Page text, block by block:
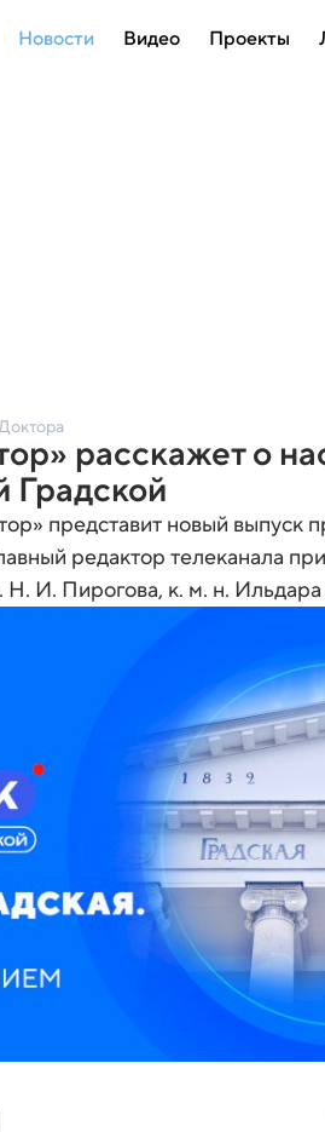
Новости Видео Проекты
расскажет о
представит новый выпуск
редактор телеканала
И. Пирогова, к. м. н.